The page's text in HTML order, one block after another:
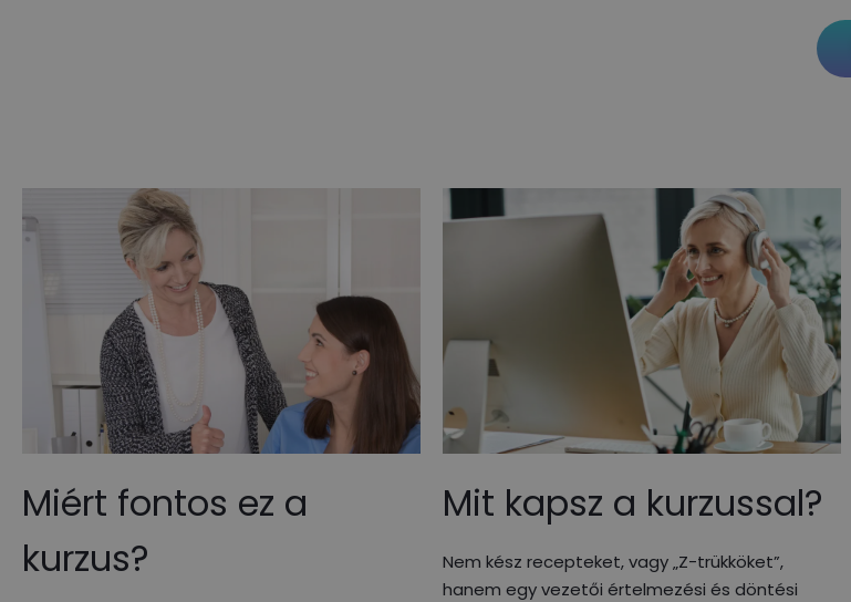
Miért fontos ez a
kurzus?
Mit kapsz a kurzussal?
Nem kész recepteket, vagy „Z-trükköket”,
hanem egy vezetői értelmezési és döntési